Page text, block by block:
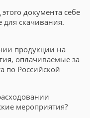
документа себе
для скачивания.
продукции на
оплачиваемые за
по Российской
мероприятия?